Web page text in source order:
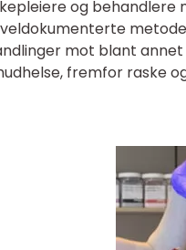
og behandlere
mot blant
fremfor raske